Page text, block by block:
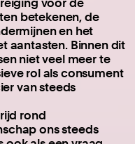
betekenen, de
en het
aantasten. Binnen dit
niet veel meer te
rol als consument
van steeds
rond
ons steeds